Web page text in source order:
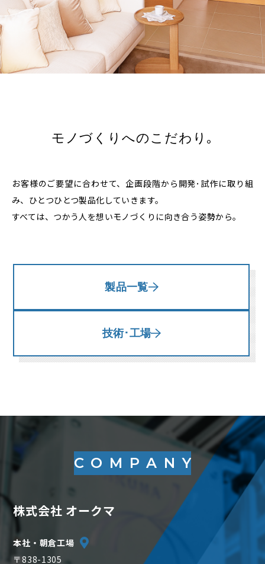
モノづくりへのこだわり｡
お客様のご要望に合わせて、企画段階から開発･試作に取り組
み、ひとつひとつ製品化していきます。
すべては、つかう人を想いモノづくりに向き合う姿勢から。
製品一覧
技術･工場
COMPANY
株式会社 オークマ
本社・朝倉工場
〒838-1305